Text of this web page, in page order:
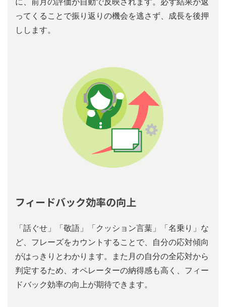
ってくることで振り返りの機会を逃さず、成⻑を後押
しします。
フィードバック効率の向上
「話ぐせ」「敬語」「クッション⾔葉」「名乗り」な
ど、フレーズをカウントすることで、⾃分の応対傾向
がはっきりとわかります。また⽉の⾃分の全応対から
判定するため、オペレーターの納得感も⾼く、フィー
ドバック効率の向上が期待できます。